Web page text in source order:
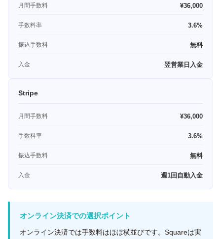
月間手数料 ¥36,000
手数料率 3.6%
振込手数料 無料
入金 翌営業日入金
Stripe
月間手数料 ¥36,000
手数料率 3.6%
振込手数料 無料
入金 週1回自動入金
オンライン決済での選択ポイント
オンライン決済では手数料はほぼ横並びです。Squareは実